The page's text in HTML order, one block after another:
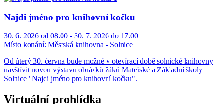
Najdi jméno pro knihovní kočku
30. 6. 2026 od 08:00 - 30. 7. 2026 do 17:00
Místo konání: Městská knihovna - Solnice
Od úterý 30. června bude možné v otevírací době solnické knihovny
navštívit novou výstavu obrázků žáků Mateřské a Základní školy
Solnice "Najdi jméno pro knihovní kočku".
Virtuální prohlídka